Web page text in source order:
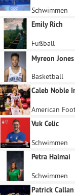
Schwimmen
Emily Rich
Fußball
Myreon Jones
Basketball
Caleb Noble
American
Vuk Celic
Schwimmen
Petra Halmai
Schwimmen
Patrick Callan